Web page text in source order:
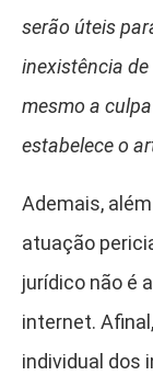
serão úteis
inexistência
mesmo a
estabelece o
Ademais,
atuação
jurídico não é
internet.
individual dos